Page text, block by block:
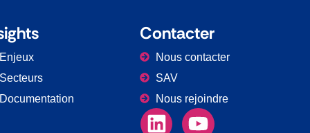
Contacter
Nous contacter
SAV
Nous rejoindre